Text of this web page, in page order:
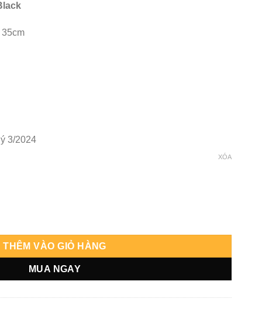
35cm
3/2024
XÓA
THÊM VÀO GIỎ HÀNG
MUA NGAY